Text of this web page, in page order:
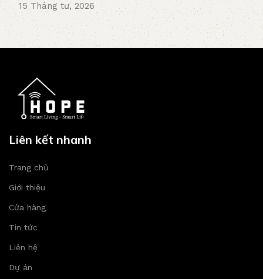
15 Tháng tư, 2026
Liên kết nhanh
Trang chủ
Giới thiệu
Cửa hàng
Tin tức
Liên hệ
Dự án